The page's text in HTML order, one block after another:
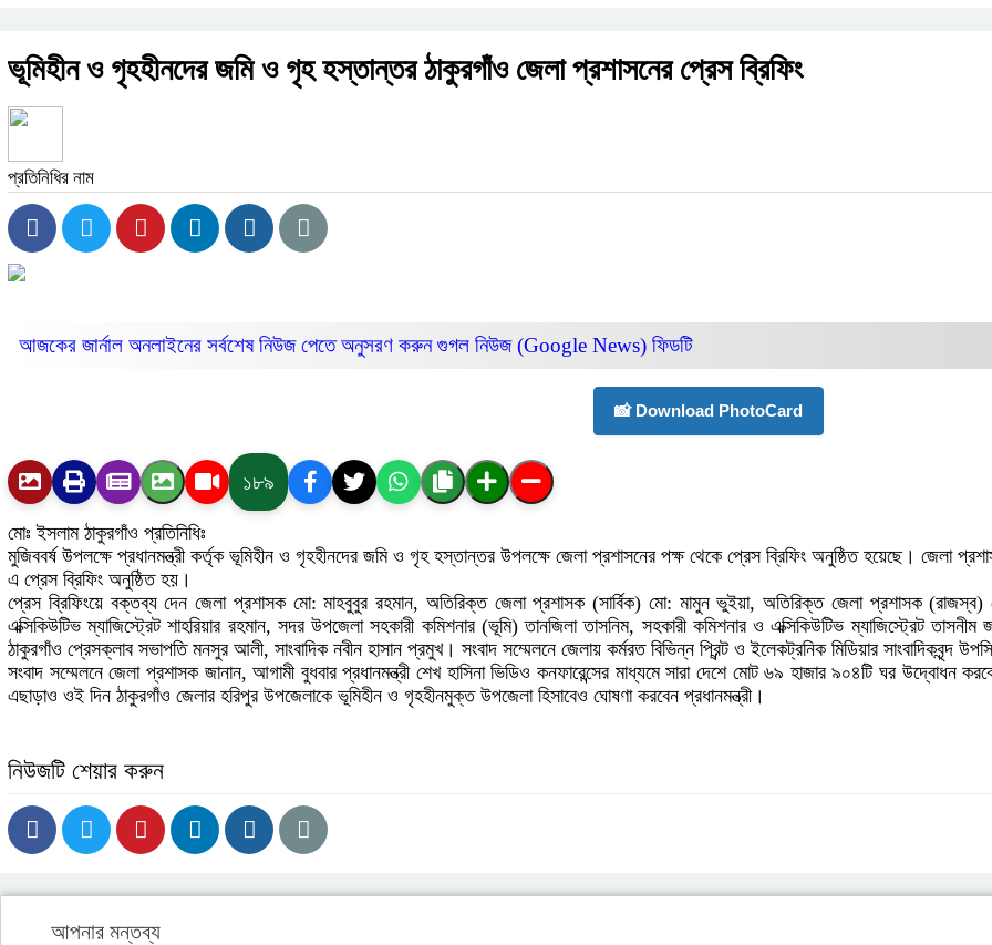
ভূমিহীন ও গৃহহীনদের জমি ও গৃহ হস্তান্তর ঠাকুরগাঁও জেলা প্রশাসনের প্রেস ব্রিফিং
প্রতিনিধির নাম
আজকের জার্নাল অনলাইনের সর্বশেষ নিউজ পেতে অনুসরণ করুনগুগল নিউজ (Google News) ফিডটি
📸 Download PhotoCard
১৮৯
মোঃ ইসলাম ঠাকুরগাঁও প্রতিনিধিঃ
মুজিববর্ষ উপলক্ষে প্রধানমন্ত্রী কর্তৃক ভূমিহীন ও গৃহহীনদের জমি ও গৃহ হস্তান্তর উপলক্ষে জেলা প্রশাসনের পক্ষ থেকে প্রেস ব্রিফিং অনুষ্ঠিত হয়েছে। জেলা
এ প্রেস ব্রিফিং অনুষ্ঠিত হয়।
প্রেস ব্রিফিংয়ে বক্তব্য দেন জেলা প্রশাসক মো: মাহবুবুর রহমান, অতিরিক্ত জেলা প্রশাসক (সার্বিক) মো: মামুন ভুইয়া, অতিরিক্ত জেলা প্রশাসক
এক্সিকিউটিভ ম্যাজিস্ট্রেট শাহরিয়ার রহমান, সদর উপজেলা সহকারী কমিশনার (ভূমি) তানজিলা তাসনিম, সহকারী কমিশনার ও এক্সিকিউটিভ ম্যাজিস্ট্রেট তাসনীম
ঠাকুরগাঁও প্রেসক্লাব সভাপতি মনসুর আলী, সাংবাদিক নবীন হাসান প্রমুখ। সংবাদ সম্মেলনে জেলায় কর্মরত বিভিন্ন প্রিন্ট ও ইলেকট্রনিক মিডিয়ার সাংবাদিকবৃন্দ
সংবাদ সম্মেলনে জেলা প্রশাসক জানান, আগামী বুধবার প্রধানমন্ত্রী শেখ হাসিনা ভিডিও কনফারেন্সের মাধ্যমে সারা দেশে মোট ৬৯ হাজার ৯০৪টি ঘর
এছাড়াও ওই দিন ঠাকুরগাঁও জেলার হরিপুর উপজেলাকে ভূমিহীন ও গৃহহীনমুক্ত উপজেলা হিসাবেও ঘোষণা করবেন প্রধানমন্ত্রী।
নিউজটি শেয়ার করুন
আপনার মন্তব্য